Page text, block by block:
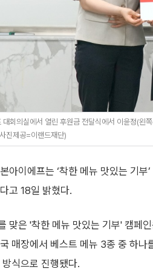
회의실에서 열린 후원금 전달식에서 이윤정(왼
진제공=이랜드재단)
아이에프는 ‘착한 메뉴 맛있는 기
고 18일 밝혔다.
맞은 '착한 메뉴 맛있는 기부' 캠페
매장에서 베스트 메뉴 3종 중 하나
식으로 진행됐다.